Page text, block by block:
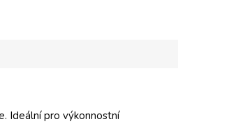
Ideální pro výkonnostní